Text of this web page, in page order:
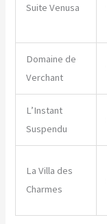
Suite Venusa
Domaine de
Verchant
L’Instant
Suspendu
La Villa des
Charmes